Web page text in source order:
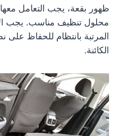
ظهور بقعة، يجب التعامل
محلول تنظيف مناسب. يجب
المرتبة بانتظام للحفاظ على
الكائنة.